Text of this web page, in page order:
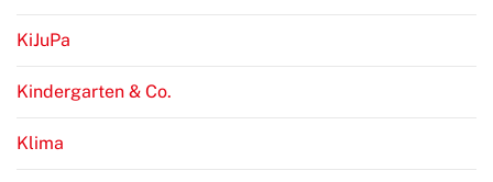
KiJuPa
Kindergarten & Co.
Klima